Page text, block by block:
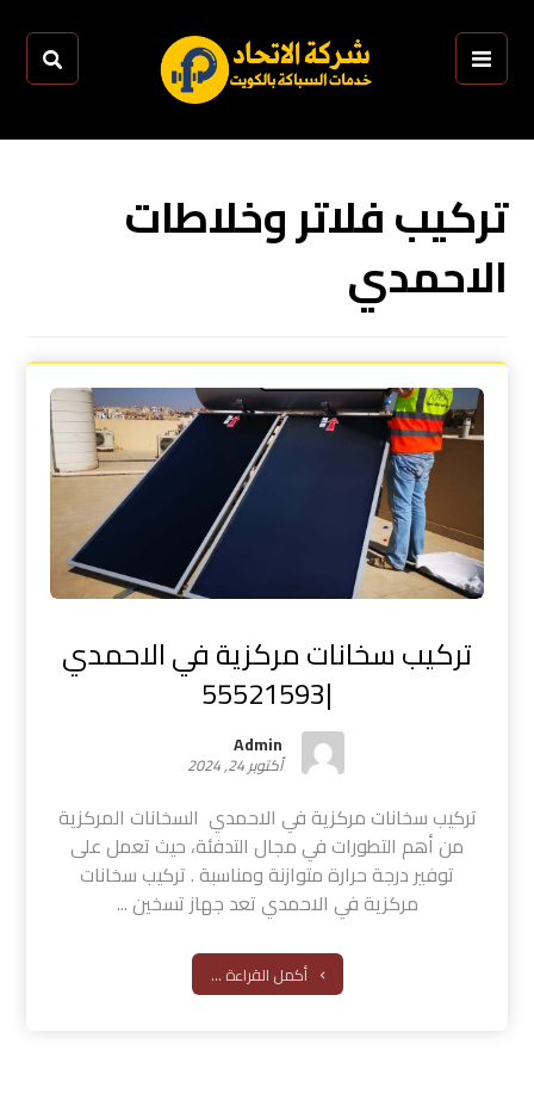
تركيب فلاتر وخلاطات
الاحمدي
تركيب سخانات مركزية في الاحمدي
|55521593
Admin
أكتوبر 24, 2024
تركيب سخانات مركزية في الاحمدي السخانات المركزية
من أهم التطورات في مجال التدفئة، حيث تعمل على
توفير درجة حرارة متوازنة ومناسبة . تركيب سخانات
مركزية في الاحمدي تعد جهاز تسخين ...
أكمل القراءة ...